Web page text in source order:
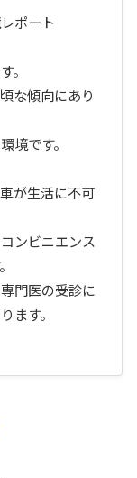
ポート
。
な傾向にあり
境です。
が生活に不可
ンビニエンス
門医の受診に
ます。